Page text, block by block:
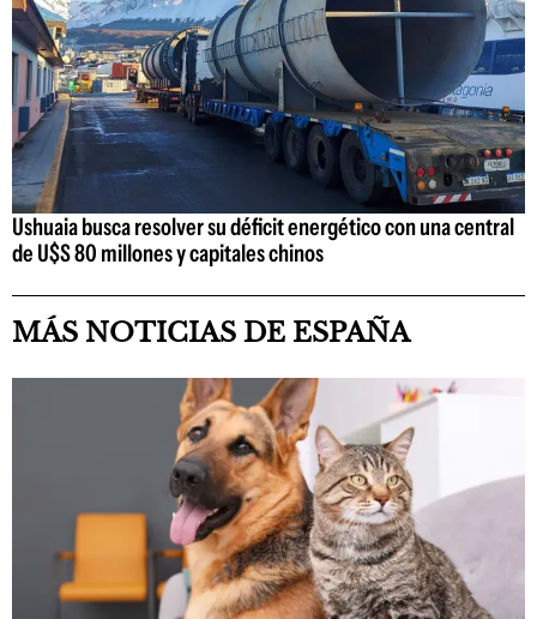
Ushuaia busca resolver su déficit energético con una central
de U$S 80 millones y capitales chinos
MÁS NOTICIAS DE ESPAÑA